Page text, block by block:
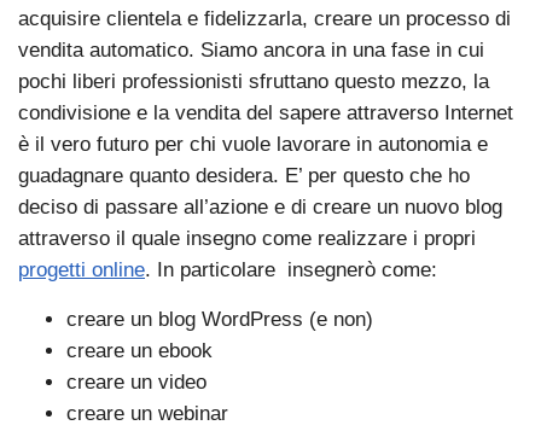
acquisire clientela e fidelizzarla, creare un processo di
vendita automatico. Siamo ancora in una fase in cui
pochi liberi professionisti sfruttano questo mezzo, la
condivisione e la vendita del sapere attraverso Internet
è il vero futuro per chi vuole lavorare in autonomia e
guadagnare quanto desidera. E’ per questo che ho
deciso di passare all’azione e di creare un nuovo blog
attraverso il quale insegno come realizzare i propri
progetti online. In particolare insegnerò come:
creare un blog WordPress (e non)
creare un ebook
creare un video
creare un webinar